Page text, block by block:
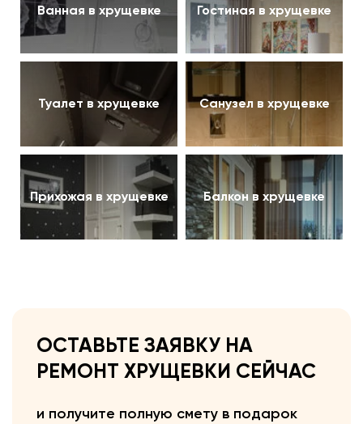
Ванная в хрущевке Гостиная в хрущевке
Туалет в хрущевке Санузел в хрущевке
Прихожая в хрущевке Балкон в хрущевке
ОСТАВЬТЕ ЗАЯВКУ НА
РЕМОНТ ХРУЩЕВКИ СЕЙЧАС
и получите полную смету в подарок